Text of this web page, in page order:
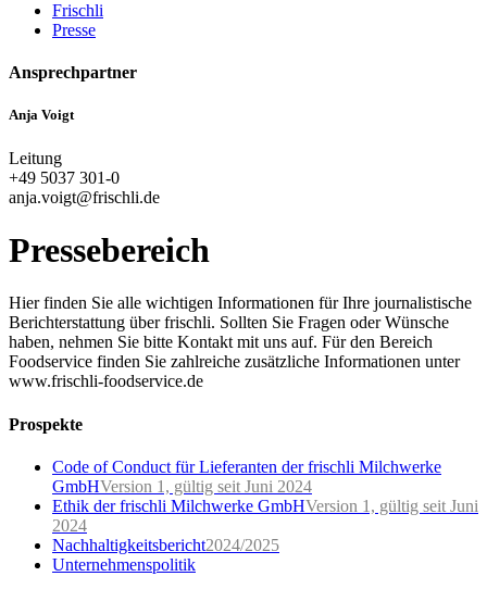
Frischli
Presse
Ansprechpartner
Anja Voigt
Leitung
+49 5037 301-0
anja.voigt@frischli.de
Pressebereich
Hier finden Sie alle wichtigen Informationen für Ihre journalistische
Berichterstattung über frischli. Sollten Sie Fragen oder Wünsche
haben, nehmen Sie bitte Kontakt mit uns auf. Für den Bereich
Foodservice finden Sie zahlreiche zusätzliche Informationen unter
www.frischli-foodservice.de
Prospekte
Code of Conduct für Lieferanten der frischli Milchwerke
GmbHVersion 1, gültig seit Juni 2024
Ethik der frischli Milchwerke GmbHVersion 1, gültig seit Juni
2024
Nachhaltigkeitsbericht2024/2025
Unternehmenspolitik